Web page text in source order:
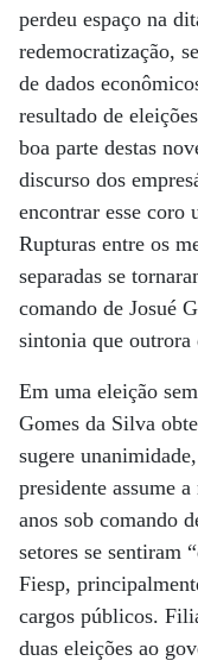
perdeu espaço na
redemocratização,
de dados
resultado de
boa parte destas
discurso dos
encontrar esse
Rupturas entre os
separadas se
comando de Josué
sintonia que outrora
Em uma eleição
Gomes da Silva
sugere
presidente assume
anos sob comando
setores se sentiram
Fiesp,
cargos públicos.
duas eleições ao